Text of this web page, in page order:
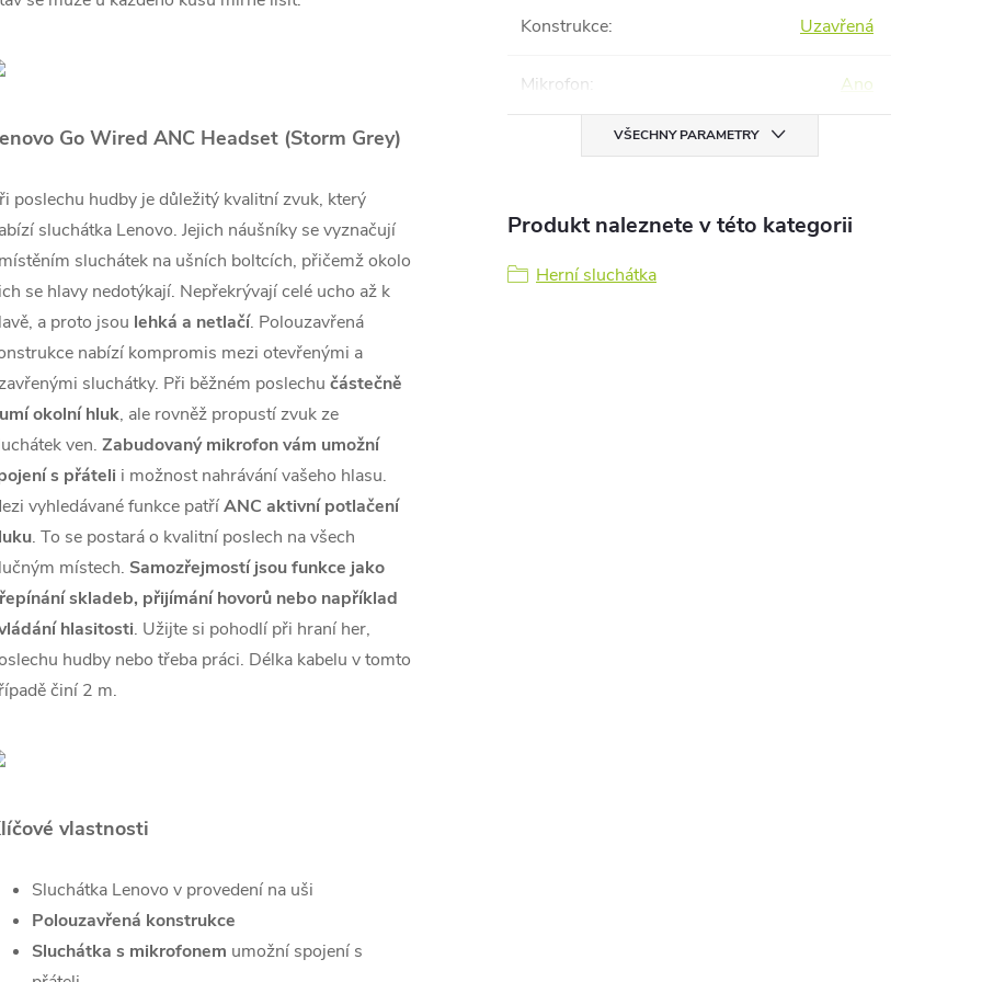
Go Wired ANC Headset (Storm Grey)
poslechu hudby je důležitý kvalitní zvuk, který
sluchátka Lenovo. Jejich náušníky se vyznačují
sluchátek na ušních boltcích, přičemž okolo
se hlavy nedotýkají. Nepřekrývají celé ucho až k
a proto jsou lehká a netlačí. Polouzavřená
nabízí kompromis mezi otevřenými a
sluchátky. Při běžném poslechu částečně
okolní hluk, ale rovněž propustí zvuk ze
ven. Zabudovaný mikrofon vám umožní
s přáteli i možnost nahrávání vašeho hlasu.
vyhledávané funkce patříANC aktivní potlačení
. To se postará o kvalitní poslech na všech
místech. Samozřejmostí jsou funkce jako
skladeb, přijímání hovorů nebo například
hlasitosti. Užijte si pohodlí při hraní her,
hudby nebo třeba práci. Délka kabelu v tomto
činí 2 m.
vlastnosti
Sluchátka Lenovo v provedení na uši
Polouzavřená konstrukce
Sluchátka s mikrofonem umožní spojení s
Konstrukce: Uzavřená
Mikrofon: Ano
VŠECHNY PARAMETRY
Produkt naleznete v této kategorii
Herní sluchátka